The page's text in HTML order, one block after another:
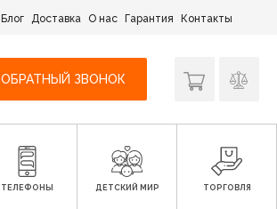
Блог Доставка О нас Гарантия Контакты
ОБРАТНЫЙ ЗВОНОК
ТЕЛЕФОНЫ ДЕТСКИЙ МИР ТОРГОВЛЯ